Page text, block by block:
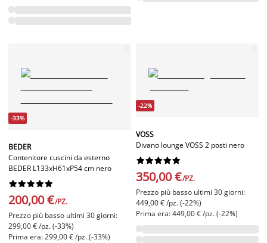
-33%
BEDER
Contenitore cuscini da esterno
BEDER L133xH61xP54 cm nero






200,00 €/PZ.
Prezzo più basso ultimi 30 giorni:
299,00 € /pz. (-33%)
Prima era: 299,00 € /pz. (-33%)
-22%
VOSS
Divano lounge VOSS 2 posti nero






350,00 €/PZ.
Prezzo più basso ultimi 30 giorni:
449,00 € /pz. (-22%)
Prima era: 449,00 € /pz. (-22%)